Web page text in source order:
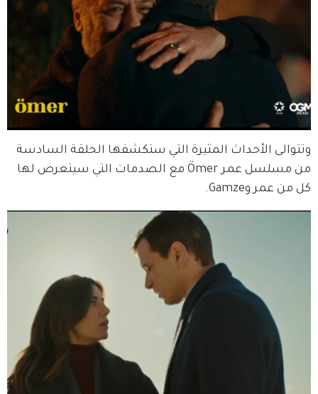
وتتوالى الأحداث المثيرة التي ستكشفها الحلقة السادسة
من مسلسل عمر Ömer مع الصدمات التي سيتعرض لها
كل من عمر وGamze.